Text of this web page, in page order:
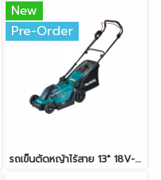
New
Pre-Order
รถเข็นตัดหญ้าไร้สาย 13" 18V-LXT MAKITA DLM330Z ตัวเครื่องเปล่า